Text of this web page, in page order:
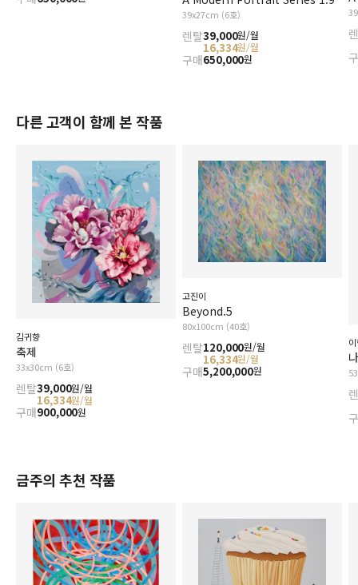
39x27cm (6호)
렌탈39,000원/월
16,334원/월
구매650,000원
다른 고객이 함께 본 작품
김귀향
축제
33x30cm (6호)
렌탈39,000원/월
16,334원/월
구매900,000원
고진이
Beyond.5
80x100cm (40호)
렌탈120,000원/월
16,334원/월
구매5,200,000원
금주의 추천 작품